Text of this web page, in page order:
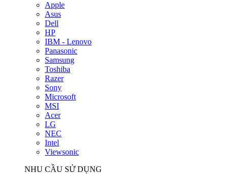
Apple
Asus
Dell
HP
IBM - Lenovo
Panasonic
Samsung
Toshiba
Razer
Sony
Microsoft
MSI
Acer
LG
NEC
Intel
Viewsonic
NHU CẦU SỬ DỤNG